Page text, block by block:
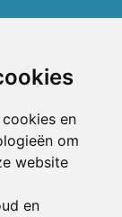
en
om
website
en